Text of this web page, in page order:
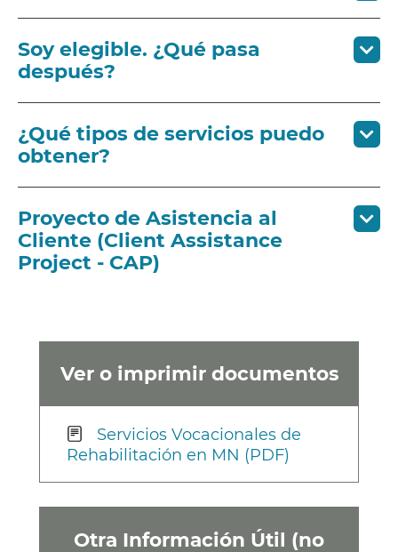
Ver o imprimir documentos
Servicios Vocacionales de
Rehabilitación en MN (PDF)
Otra Información Útil (no
Soy elegible. ¿Qué pasa
después?
¿Qué tipos de servicios puedo
obtener?
Proyecto de Asistencia al
Cliente (Client Assistance
Project - CAP)